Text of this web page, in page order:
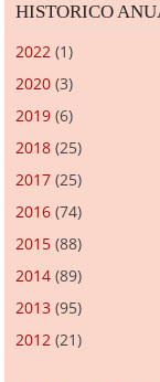
HISTORICO
2022 (1)
2020 (3)
2019 (6)
2018 (25)
2017 (25)
2016 (74)
2015 (88)
2014 (89)
2013 (95)
2012 (21)